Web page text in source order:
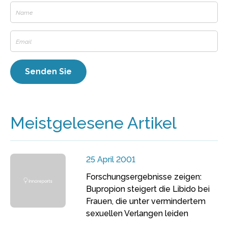
Meistgelesene Artikel
25 April 2001
Forschungsergebnisse zeigen:
Bupropion steigert die Libido bei
Frauen, die unter vermindertem
sexuellen Verlangen leiden